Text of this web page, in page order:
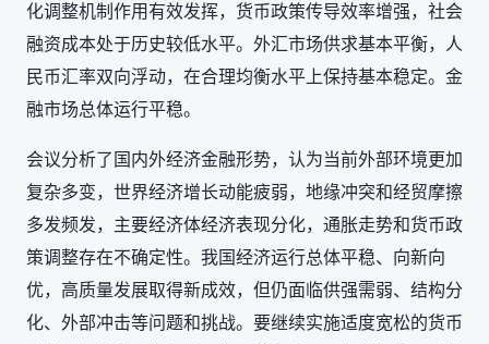
化调整机制作用有效发挥，货币政策传导效率增强，社会
融资成本处于历史较低水平。外汇市场供求基本平衡，人
民币汇率双向浮动，在合理均衡水平上保持基本稳定。金
融市场总体运行平稳。
会议分析了国内外经济金融形势，认为当前外部环境更加
复杂多变，世界经济增长动能疲弱，地缘冲突和经贸摩擦
多发频发，主要经济体经济表现分化，通胀走势和货币政
策调整存在不确定性。我国经济运行总体平稳、向新向
优，高质量发展取得新成效，但仍面临供强需弱、结构分
化、外部冲击等问题和挑战。要继续实施适度宽松的货币